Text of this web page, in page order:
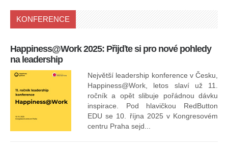
KONFERENCE
Happiness@Work 2025: Přijďte si pro nové pohledy
na leadership
Největší leadership konference v Česku,
Happiness@Work, letos slaví už 11.
ročník a opět slibuje pořádnou dávku
inspirace. Pod hlavičkou RedButton
EDU se 10. října 2025 v Kongresovém
centru Praha sejd...